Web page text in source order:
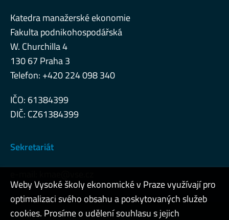
Katedra manažerské ekonomie
Fakulta podnikohospodářská
W. Churchilla 4
130 67 Praha 3
Telefon: +420 224 098 340
IČO: 61384399
DIČ: CZ61384399
Sekretariát
Weby Vysoké školy ekonomické v Praze využívají pro
optimalizaci svého obsahu a poskytovaných služeb
cookies. Prosíme o udělení souhlasu s jejich